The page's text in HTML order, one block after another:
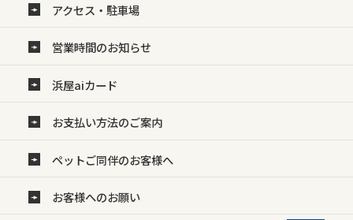
アクセス・駐車場
営業時間のお知らせ
浜屋aiカード
お支払い方法のご案内
ペットご同伴のお客様へ
お客様へのお願い